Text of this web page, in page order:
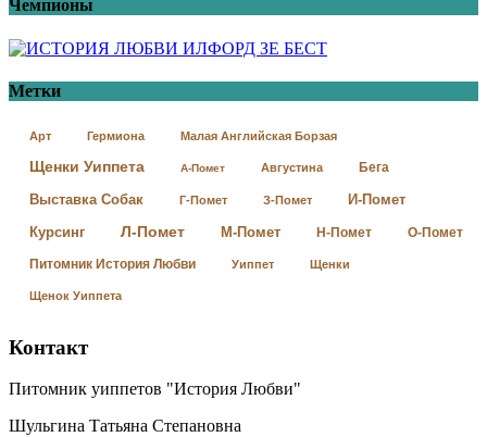
Чемпионы
Метки
Арт Гермиона Малая Английская Борзая
Щенки Уиппета А-Помет Августина Бега
Выставка Собак Г-Помет З-Помет
И-Помет
Курсинг
Л-Помет М-Помет Н-Помет О-Помет
Питомник История Любви Уиппет Щенки
Щенок Уиппета
Контакт
Питомник уиппетов "История Любви"
Шульгина Татьяна Степановна